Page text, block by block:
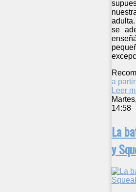
se
a
Leer
14:58
La
y